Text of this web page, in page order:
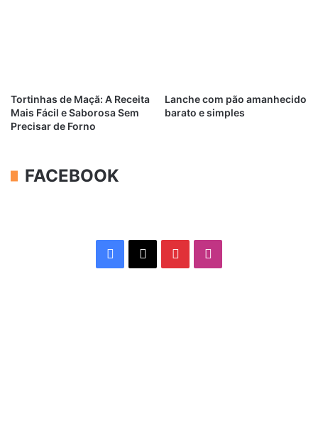
Tortinhas de Maçã: A Receita
Mais Fácil e Saborosa Sem
Precisar de Forno
Lanche com pão amanhecido
barato e simples
FACEBOOK
Facebook
X Pinterest